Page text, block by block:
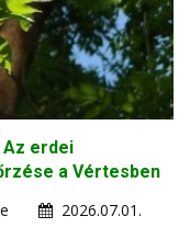
erdei
a Vértesben
2026.07.01.